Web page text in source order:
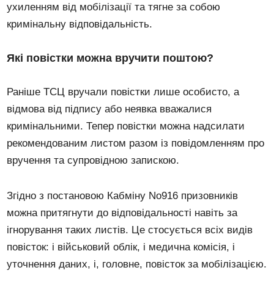
ухиленням від мобілізації та тягне за собою
кримінальну відповідальність.
Які повістки можна вручити поштою?
Раніше ТСЦ вручали повістки лише особисто, а
відмова від підпису або неявка вважалися
кримінальними. Тепер повістки можна надсилати
рекомендованим листом разом із повідомленням про
вручення та супровідною запискою.
Згідно з постановою Кабміну No916 призовників
можна притягнути до відповідальності навіть за
ігнорування таких листів. Це стосується всіх видів
повісток: і військовий облік, і медична комісія, і
уточнення даних, і, головне, повісток за мобілізацією.